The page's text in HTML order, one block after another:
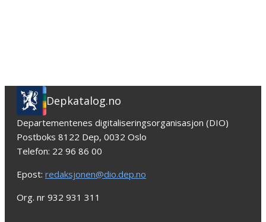
Depkatalog.no
Departementenes digitaliseringsorganisasjon (DIO)
Postboks 8122 Dep, 0032 Oslo
Telefon: 22 96 86 00
Epost: redaksjonen@dio.dep.no
Org. nr 932 931 311